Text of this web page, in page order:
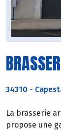
34310 -
La brasserie
propose une